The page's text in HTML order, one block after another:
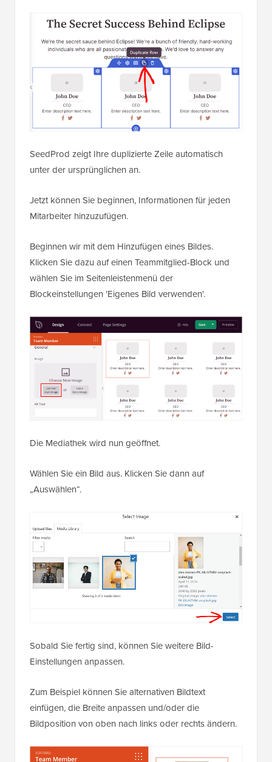
SeedProd zeigt Ihre duplizierte Zeile automatisch
unter der ursprünglichen an.
Jetzt können Sie beginnen, Informationen für jeden
Mitarbeiter hinzuzufügen.
Beginnen wir mit dem Hinzufügen eines Bildes.
Klicken Sie dazu auf einen Teammitglied-Block und
wählen Sie im Seitenleistenmenü der
Blockeinstellungen 'Eigenes Bild verwenden'.
Die Mediathek wird nun geöffnet.
Wählen Sie ein Bild aus. Klicken Sie dann auf
„Auswählen“.
Sobald Sie fertig sind, können Sie weitere Bild-
Einstellungen anpassen.
Zum Beispiel können Sie alternativen Bildtext
einfügen, die Breite anpassen und/oder die
Bildposition von oben nach links oder rechts ändern.